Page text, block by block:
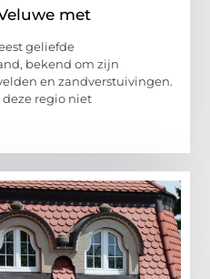
met
geliefde
bekend om zijn
en zandverstuivingen.
regio niet